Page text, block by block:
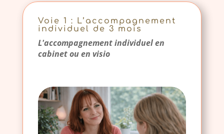
Voie 1 : L’accompagnement
individuel de 3 mois
L'accompagnement individuel en
cabinet ou en visio